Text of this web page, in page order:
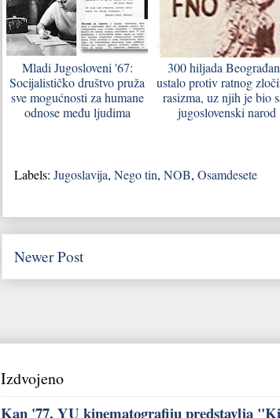
Mladi Jugosloveni '67:
Socijalističko društvo pruža
sve mogućnosti za humane
odnose među ljudima
300 hiljada
ustalo protiv ratnog
rasizma, uz njih je bio
jugoslovenski narod
Labels: Jugoslavija, Nego tin, NOB, Osamdesete
Newer Post
Izdvojeno
Kan '77, YU kinematografiju predstavlja